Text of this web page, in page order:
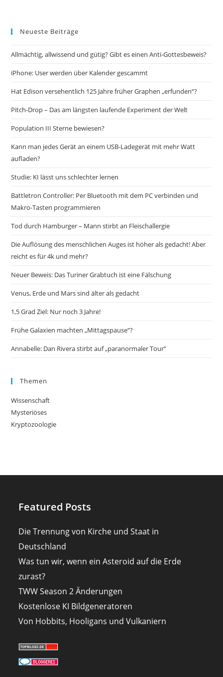
Neueste Beiträge
Allmächtig, allwissend und gütig? Gibt es einen Anti-Gottesbeweis?
iPhone: User werden über Kalender gescammt
Hat Edison versehentlich 125 Jahre früher Graphen „erfunden“?
Pitch-Drop – Das am längsten laufende Experiment der Welt
Population III Sterne bewiesen?
Kann man jedes Gerät an einem USB-Ladegerät mit mehr Watt
aufladen?
Studie: KI lässt uns schlechter lernen
Battletron Controller: Per Bluetooth mit dem PC verbinden und
Makro-Tasten programmieren
Tod durch Hamburger – Mann stirbt an Fleischallergie
Die Auflösung des menschlichen Auges ist höher als gedacht! Aber
reicht es für 4k und mehr?
Neuer Beweis: Das Turiner Grabtuch ist eine Fälschung
Venus, Erde und Mars sind älter als gedacht
1,5 Grad Ziel: Nur noch 3 Jahre!
Frühe Galaxien machten „Mittagspause“?
Annabelle: Dan Rivera stirbt auf „paranormaler Tour“
Themen
Wissenschaft
Mysteriöses
Kryptozoologie
Featured Posts
Die Trennung von Kirche und Staat in
Deutschland
Was tun wir, wenn ein Asteroid auf die Erde
zurast?
TWW Season 2 Änderungen
Kostenlose KI Bildgeneratoren
Von Hobbits, Hooligans und Vulkaniern